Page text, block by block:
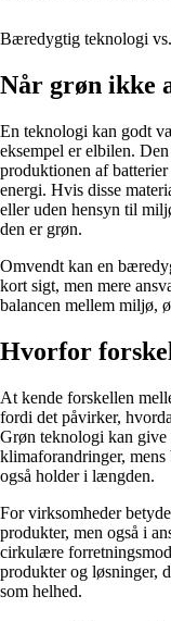
Bæredygtig teknologi
Når grøn ikke
En teknologi kan godt
eksempel er elbilen.
produktionen af
energi. Hvis disse
eller uden hensyn til
den er grøn.
Omvendt kan en
kort sigt, men mere
balancen mellem miljø,
Hvorfor
At kende forskellen
fordi det påvirker,
Grøn teknologi kan give
klimaforandringer,
også holder i længden.
For virksomheder
produkter, men også i
cirkulære
produkter og løsninger,
som helhed.